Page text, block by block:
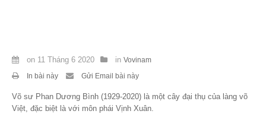
Theo Huy chương
Theo Thống kê
on 11 Tháng 6 2020 in Vovinam
In bài này
Gửi Email bài này
Võ sư Phan Dương Bình (1929-2020) là một cây đại thụ của làng võ
Việt, đặc biệt là với môn phái Vịnh Xuân.